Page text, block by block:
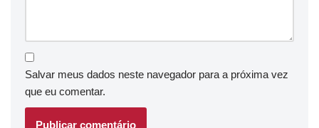
Salvar meus dados neste navegador para a próxima vez
que eu comentar.